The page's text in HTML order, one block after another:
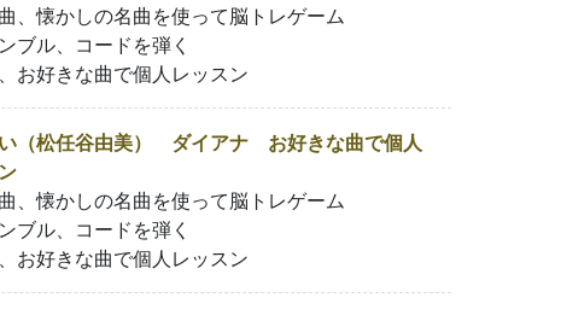
、懐かしの名曲を使って脳トレゲーム
ブル、コードを弾く
お好きな曲で個人レッスン
（松任谷由美） ダイアナ お好きな曲で個人
、懐かしの名曲を使って脳トレゲーム
ブル、コードを弾く
お好きな曲で個人レッスン